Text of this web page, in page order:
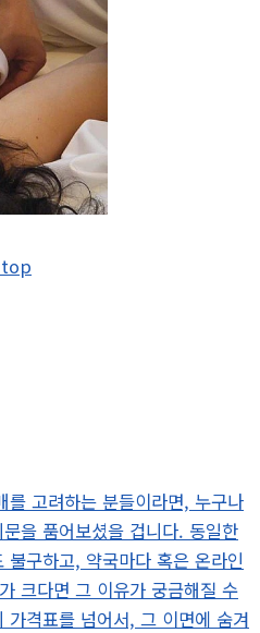
를 고려하는 분들이라면, 누구나
을 품어보셨을 겁니다. 동일한
구하고, 약국마다 혹은 온라인
크다면 그 이유가 궁금해질 수
격표를 넘어서, 그 이면에 숨겨